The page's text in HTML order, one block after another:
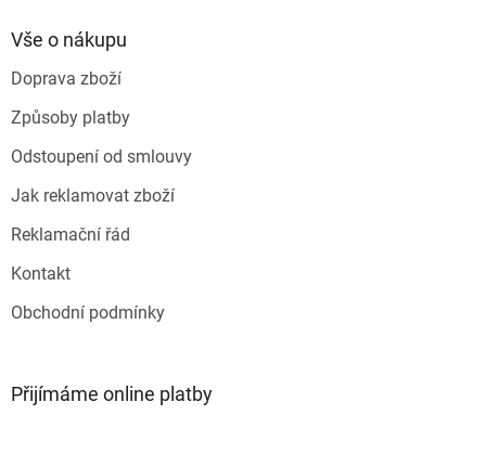
Vše o nákupu
Doprava zboží
Způsoby platby
Odstoupení od smlouvy
Jak reklamovat zboží
Reklamační řád
Kontakt
Obchodní podmínky
Přijímáme online platby